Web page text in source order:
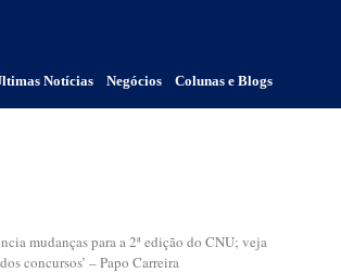
Notícias Negócios Colunas e Blogs
mudanças para a 2ª edição do CNU; veja
concursos’ – Papo Carreira